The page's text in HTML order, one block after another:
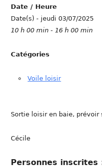
Date / Heure
Date(s) - jeudi 03/07/2025
10 h 00 min - 16 h 00 min
Catégories
Voile loisir
Sortie loisir en baie, prévoir
Cécile
Personnes inscrites